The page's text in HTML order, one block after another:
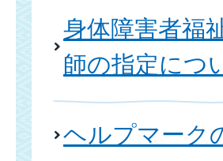
身体障害者福
師の指定につ
ヘルプマーク